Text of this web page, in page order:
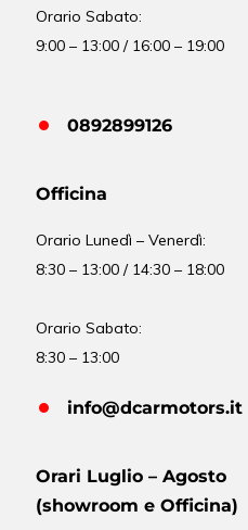
Orario Sabato:
9:00 – 13:00 / 16:00 – 19:00
0892899126
Officina
OrarioLunedì – Venerdì:
8:30 – 13:00 / 14:30 – 18:00
Orario Sabato:
8:30 – 13:00
info@dcarmotors.it
Orari Luglio – Agosto
(showroom e Officina)